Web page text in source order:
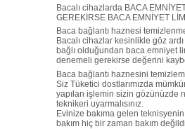
Bacalı cihazlarda BACA
GEREKİRSE BACA EMNİYET
Baca bağlantı haznesi
Bacalı cihazlar kesinlikle göz
bağlı olduğundan baca emniyet
denemeli gerekirse değerini
Baca bağlantı haznesini
Siz Tüketici dostlarımızda
yapılan işlemin sizin gözünüzde
teknikeri uyarmalısınız.
Evinize bakıma gelen
bakım hiç bir zaman bakım